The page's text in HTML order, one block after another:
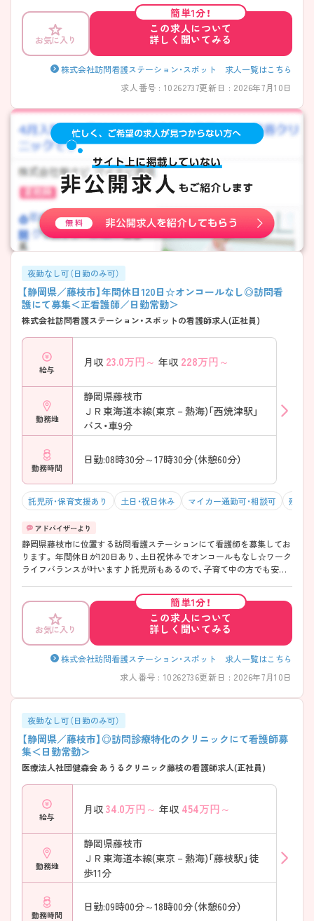
イントをお伝えしますのでお気軽にお問い合わせください。
お気に入り
簡単1分！
この求人について
詳しく聞いてみる
株式会社訪問看護ステーション・スポット 求人一覧はこちら
求人番号 : 10262737更新日 : 2026年7月10日
夜勤なし可（日勤のみ可）
【静岡県／藤枝市】年間休日120日☆オンコールなし◎訪問看
護にて募集＜正看護師／日勤常勤＞
株式会社訪問看護ステーション・スポットの看護師求人(正社員)
給与
月収 23.0万円～ 年収 228万円～
勤務地
静岡県藤枝市
ＪＲ東海道本線(東京－熱海)「西焼津駅」
バス・車9分
勤務時間
日勤:08時30分～17時30分（休憩60分）
託児所・保育支援あり 土日・祝日休み マイカー通勤可・相談可 残業
静岡県藤枝市に位置する訪問看護ステーションにて看護師を募集してお
ります。 年間休日が120日あり、土日祝休みでオンコールもなし☆ワーク
ライフバランスが叶います♪託児所もあるので、子育て中の方でも安心
イントをお伝えしますのでお気軽にお問い合わせください。
お気に入り
簡単1分！
この求人について
詳しく聞いてみる
株式会社訪問看護ステーション・スポット 求人一覧はこちら
求人番号 : 10262736更新日 : 2026年7月10日
夜勤なし可（日勤のみ可）
【静岡県／藤枝市】◎訪問診療特化のクリニックにて看護師募
集＜日勤常勤＞
医療法人社団健森会 あうるクリニック藤枝の看護師求人(正社員)
給与
月収 34.0万円～ 年収 454万円～
勤務地
静岡県藤枝市
ＪＲ東海道本線(東京－熱海)「藤枝駅」徒
歩11分
勤務時間
日勤:09時00分～18時00分（休憩60分）